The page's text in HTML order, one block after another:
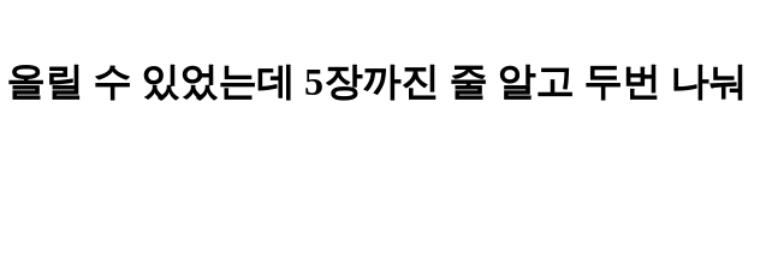
릴 수 있었는데 5장까진 줄 알고 두번 나눠